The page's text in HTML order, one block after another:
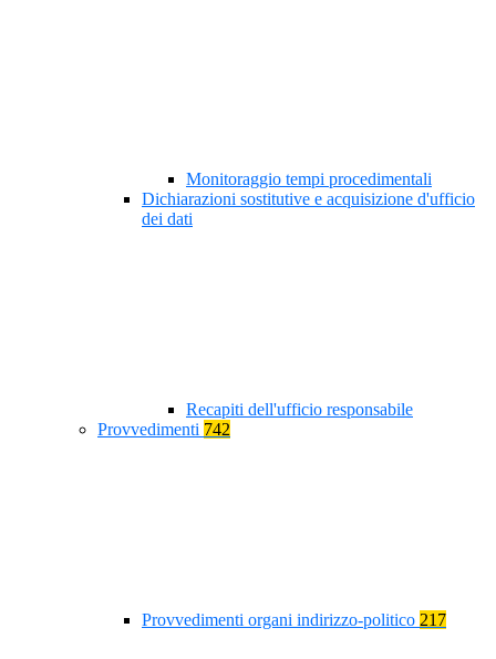
Monitoraggio tempi procedimentali
Dichiarazioni sostitutive e acquisizione d'ufficio
dei dati
Recapiti dell'ufficio responsabile
Provvedimenti 742
Provvedimenti organi indirizzo-politico 217